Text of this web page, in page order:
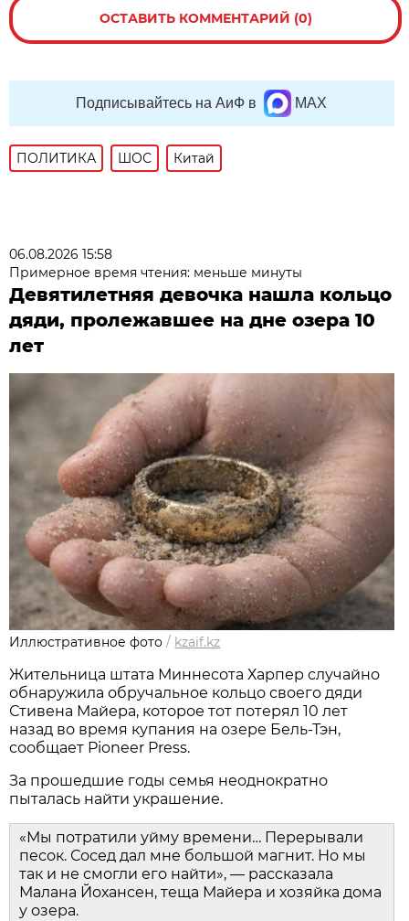
ОСТАВИТЬ КОММЕНТАРИЙ (0)
Подписывайтесь на АиФ в MAX
ПОЛИТИКА ШОС Китай
06.08.2026 15:58
Примерное время чтения: меньше минуты
Девятилетняя девочка нашла кольцо
дяди, пролежавшее на дне озера 10
лет
Иллюстративное фото / kzaif.kz
Жительница штата Миннесота Харпер случайно
обнаружила обручальное кольцо своего дяди
Стивена Майера, которое тот потерял 10 лет
назад во время купания на озере Бель-Тэн,
сообщает Pioneer Press.
За прошедшие годы семья неоднократно
пыталась найти украшение.
«Мы потратили уйму времени… Перерывали
песок. Сосед дал мне большой магнит. Но мы
так и не смогли его найти», — рассказала
Малана Йохансен, теща Майера и хозяйка дома
у озера.